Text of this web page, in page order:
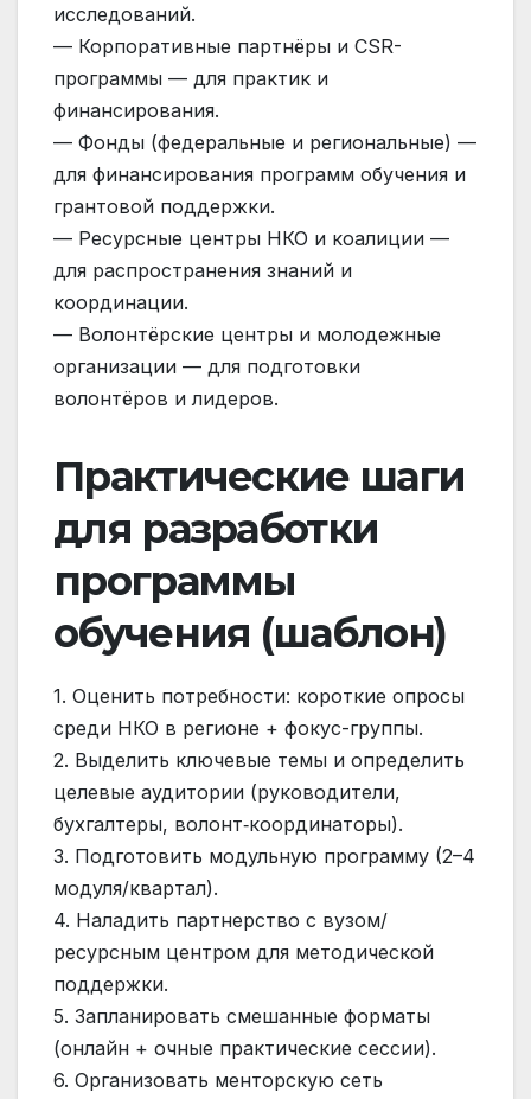
исследований.
— Корпоративные партнёры и CSR-
программы — для практик и
финансирования.
— Фонды (федеральные и региональные) —
для финансирования программ обучения и
грантовой поддержки.
— Ресурсные центры НКО и коалиции —
для распространения знаний и
координации.
— Волонтёрские центры и молодежные
организации — для подготовки
волонтёров и лидеров.
Практические шаги
для разработки
программы
обучения (шаблон)
1. Оценить потребности: короткие опросы
среди НКО в регионе + фокус-группы.
2. Выделить ключевые темы и определить
целевые аудитории (руководители,
бухгалтеры, волонт‑координаторы).
3. Подготовить модульную программу (2–4
модуля/квартал).
4. Наладить партнерство с вузом/
ресурсным центром для методической
поддержки.
5. Запланировать смешанные форматы
(онлайн + очные практические сессии).
6. Организовать менторскую сеть